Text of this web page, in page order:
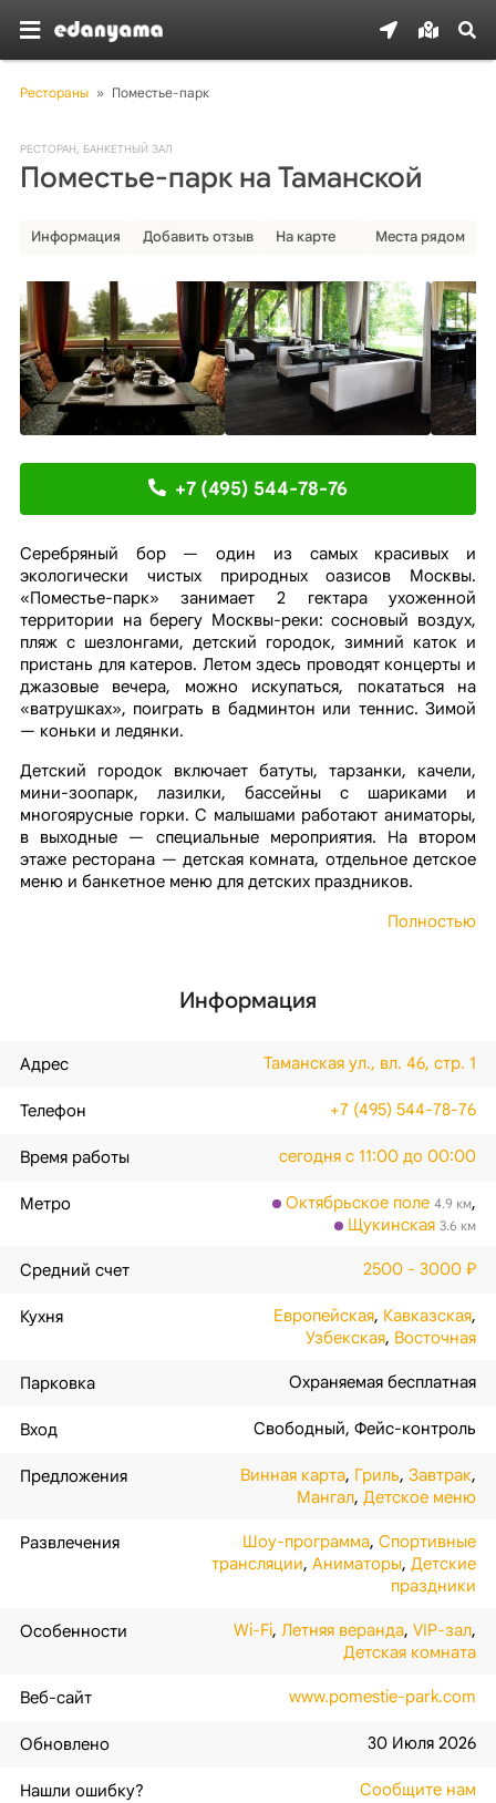
Рестораны » Поместье-парк
РЕСТОРАН, БАНКЕТНЫЙ ЗАЛ
Поместье-парк на Таманской
Информация Добавить отзыв На карте Места рядом
+7 (495) 544-78-76
Серебряный бор — один из самых красивых и
экологически чистых природных оазисов Москвы.
«Поместье-парк» занимает 2 гектара ухоженной
территории на берегу Москвы-реки: сосновый воздух,
пляж с шезлонгами, детский городок, зимний каток и
пристань для катеров. Летом здесь проводят концерты и
джазовые вечера, можно искупаться, покататься на
«ватрушках», поиграть в бадминтон или теннис. Зимой
— коньки и ледянки.
Детский городок включает батуты, тарзанки, качели,
мини-зоопарк, лазилки, бассейны с шариками и
многоярусные горки. С малышами работают аниматоры,
в выходные — специальные мероприятия. На втором
этаже ресторана — детская комната, отдельное детское
меню и банкетное меню для детских праздников.
Полностью
Информация
Адрес Таманская ул., вл. 46, стр. 1
Телефон +7 (495) 544-78-76
Время работы сегодня с 11:00 до 00:00
Метро Октябрьское поле 4.9 км,
Щукинская 3.6 км
Средний счет 2500 - 3000 ₽
Кухня Европейская, Кавказская,
Узбекская, Восточная
Парковка Охраняемая бесплатная
Вход Свободный,Фейс-контроль
Предложения Винная карта, Гриль,Завтрак,
Мангал,Детское меню
Развлечения Шоу-программа,Спортивные
трансляции,Аниматоры,Детские
праздники
Особенности Wi-Fi,Летняя веранда,VIP-зал,
Детская комната
Веб-сайт www.pomestie-park.com
Обновлено 30 Июля 2026
Нашли ошибку? Сообщите нам